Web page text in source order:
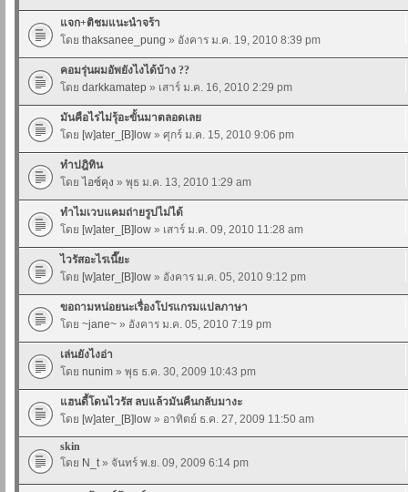
แจก+ติชมแนะนำจร้า
โดย thaksanee_pung » อังคาร ม.ค. 19, 2010 8:39 pm
คอมรุ่นผมอัพยังไงได้บ้าง ??
โดย darkkamatep » เสาร์ ม.ค. 16, 2010 2:29 pm
มันคือไรไม่รุ้อะขั้นมาตลอดเลย
โดย [w]ater_[B]low » ศุกร์ ม.ค. 15, 2010 9:06 pm
ทำปฎิทิน
โดย ไอซ์คุง » พุธ ม.ค. 13, 2010 1:29 am
ทำไมเวบแคมถ่ายรูปไม่ได้
โดย [w]ater_[B]low » เสาร์ ม.ค. 09, 2010 11:28 am
ไวรัสอะไรเนี๊ยะ
โดย [w]ater_[B]low » อังคาร ม.ค. 05, 2010 9:12 pm
ขอถามหน่อยนะเรื่องโปรแกรมแปลภาษา
โดย ~jane~ » อังคาร ม.ค. 05, 2010 7:19 pm
เล่นยังไงอ่า
โดย nunim » พุธ ธ.ค. 30, 2009 10:43 pm
แฮนดี้โดนไวรัส ลบแล้วมันคืนกลับมางะ
โดย [w]ater_[B]low » อาทิตย์ ธ.ค. 27, 2009 11:50 am
skin
โดย N_t» จันทร์ พ.ย. 09, 2009 6:14 pm